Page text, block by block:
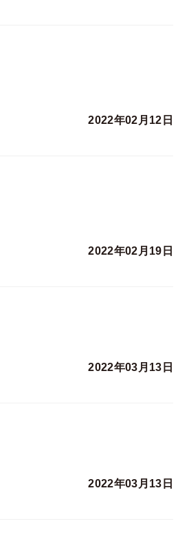
2022年02月12日
2022年02月19日
2022年03月13日
2022年03月13日